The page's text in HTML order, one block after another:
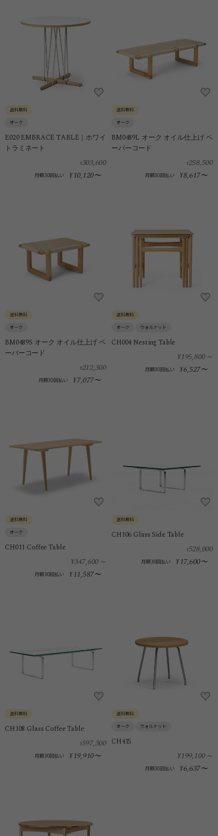
送料無料
オーク
E020 EMBRACE TABLE｜ホワイ
トラミネート
¥303,600
月額30回払い ¥ 10,120〜
送料無料
オーク
BM0489L オーク オイル仕上げ ペ
ーパーコード
¥258,500
月額30回払い ¥8,617〜
送料無料
オーク
BM0489S オーク オイル仕上げ ペ
ーパーコード
¥212,300
月額30回払い ¥7,077〜
送料無料
オーク
ウォルナット
CH004 Nesting Table
¥195,800～
月額30回払い ¥6,527〜
送料無料
オーク
CH011 Coffee Table
¥347,600～
月額30回払い ¥ 11,587〜
送料無料
CH106 Glass Side Table
¥528,000
月額30回払い ¥ 17,600〜
送料無料
CH108 Glass Coffee Table
¥597,300
月額30回払い ¥ 19,910〜
送料無料
オーク
ウォルナット
CH415
¥199,100～
月額30回払い ¥6,637〜